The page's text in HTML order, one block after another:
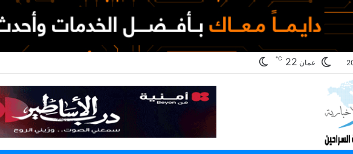
الوضع
عمان 22
℃